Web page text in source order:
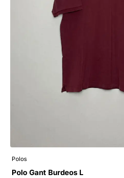
Polos
Polo Gant Burdeos L